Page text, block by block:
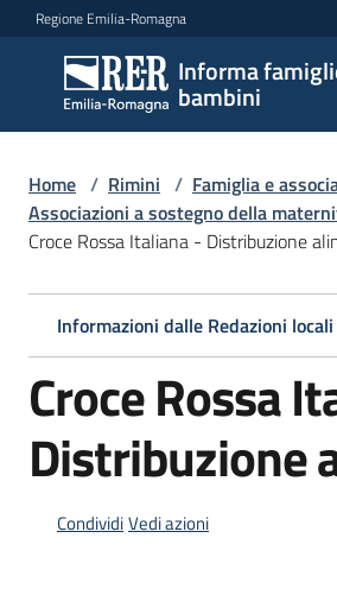
Vai al contenuto
Vai alla navigazione
Vai al footer
Regione Emilia-Romagna
Informa
bambini
Informa
famiglie
e
bambini
Centri
per
famiglie
Home / Rimini / Famiglia e
Associazioni a sostegno della
Croce Rossa Italiana - Distribuzione
Informazioni dalle Redazioni locali
Croce Rossa
Distribuzione
CondividiVedi azioni